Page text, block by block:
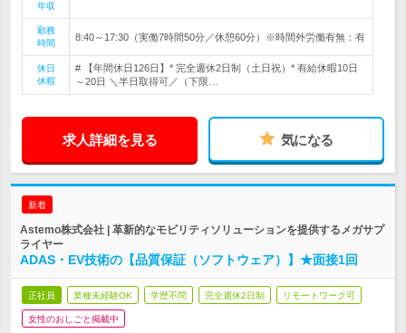
年収
勤務
時間
8:40～17:30（実働7時間50分／休憩60分）※時間外労働有無：有
休日
休暇
# 【年間休日126日】* 完全週休2日制（土日祝）* 有給休暇10日
～20日 ＼半日取得可／（下限…
求人詳細を見る 気になる
新着
Astemo株式会社 | 革新的なモビリティソリューションを提供するメガサプ
ライヤー
ADAS・EV技術の【品質保証（ソフトウェア）】★面接1回
正社員 業種未経験OK 学歴不問 完全週休2日制 リモートワーク可
女性のおしごと掲載中